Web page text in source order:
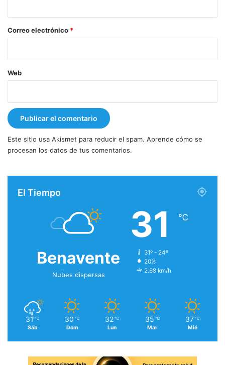
*
Correo electrónico *
Web
Este sitio usa Akismet para reducir el spam. Aprende cómo se
procesan los datos de tus comentarios.
El Tiempo
Benavente
Nubes dispersas
31 ℃
31º - 24º
20%
2.68 km/h
31 ℃
Sáb
30 ℃
Dom
32 ℃
Lun
35 ℃
Mar
37 ℃
Mié